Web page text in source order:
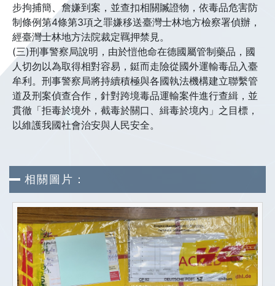
步拘捕簡、詹嫌到案，並查扣相關贓證物，依毒品危害防
制條例第4條第3項之罪嫌移送臺灣士林地方檢察署偵辦，
經臺灣士林地方法院裁定羈押禁見。
(三)刑事警察局說明，由於愷他命在德國屬管制藥品，國
人切勿以為取得相對容易，鋌而走險從國外運輸毒品入臺
牟利。刑事警察局將持續積極與各國執法機構建立聯繫管
道及刑案偵查合作，針對跨境毒品運輸案件進行查緝，並
貫徹「拒毒於境外，截毒於關口、緝毒於境內」之目標，
以維護我國社會治安與人民安全。
相關圖片：